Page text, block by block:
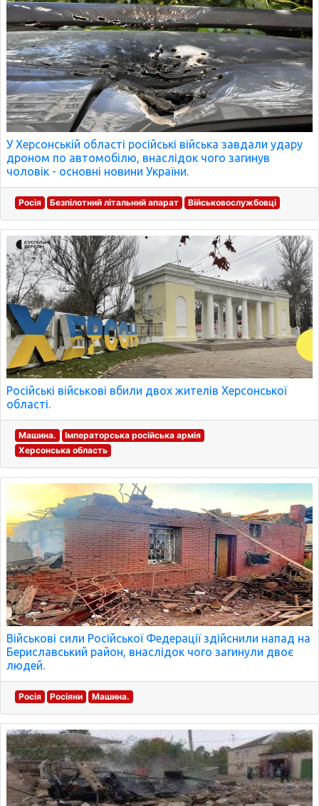
У Херсонській області російські війська завдали удару
дроном по автомобілю, внаслідок чого загинув
чоловік - основні новини України.
Росія Безпілотний літальний апарат Військовослужбовці
Російські військові вбили двох жителів Херсонської
області.
Машина.
Імператорська російська армія
Херсонська область
Військові сили Російської Федерації здійснили напад на
Бериславський район, внаслідок чого загинули двоє
людей.
Росія Росіяни Машина.